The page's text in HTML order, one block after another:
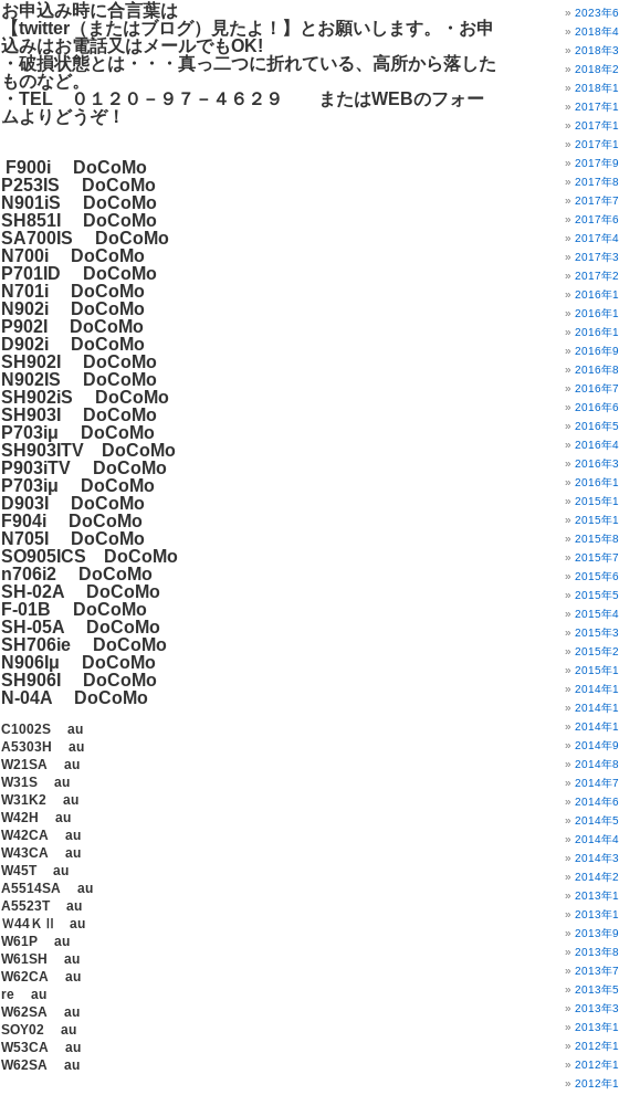
お申込み時に合言葉は
【twitter（またはブログ）見たよ！】とお願いします。・お申
込みはお電話又はメールでもOK!
・破損状態とは・・・真っ二つに折れている、高所から落した
ものなど。
・TEL ０１２０－９７－４６２９ またはWEBのフォー
ムよりどうぞ！
F900i DoCoMo
P253IS DoCoMo
N901iS DoCoMo
SH851I DoCoMo
SA700IS DoCoMo
N700i DoCoMo
P701ID DoCoMo
N701i DoCoMo
N902i DoCoMo
P902I DoCoMo
D902i DoCoMo
SH902I DoCoMo
N902IS DoCoMo
SH902iS DoCoMo
SH903I DoCoMo
P703iμ DoCoMo
SH903ITV DoCoMo
P903iTV DoCoMo
P703iμ DoCoMo
D903I DoCoMo
F904i DoCoMo
N705I DoCoMo
SO905ICS DoCoMo
n706i2 DoCoMo
SH-02A DoCoMo
F-01B DoCoMo
SH-05A DoCoMo
SH706ie DoCoMo
N906Iμ DoCoMo
SH906I DoCoMo
N-04A DoCoMo
C1002S au
A5303H au
W21SA au
W31S au
W31K2 au
W42H au
W42CA au
W43CA au
W45T au
A5514SA au
A5523T au
Ｗ44ＫⅡ au
W61P au
W61SH au
W62CA au
re au
W62SA au
SOY02 au
W53CA au
W62SA au
2023年6
2018年4
2018年3
2018年2
2018年1
2017年
2017年
2017年
2017年9
2017年8
2017年7
2017年6
2017年4
2017年3
2017年2
2016年
2016年
2016年
2016年9
2016年8
2016年7
2016年6
2016年5
2016年4
2016年3
2016年1
2015年
2015年
2015年8
2015年7
2015年6
2015年5
2015年4
2015年3
2015年2
2015年1
2014年
2014年
2014年
2014年9
2014年8
2014年7
2014年6
2014年5
2014年4
2014年3
2014年2
2013年
2013年
2013年9
2013年8
2013年7
2013年5
2013年3
2013年1
2012年
2012年
2012年